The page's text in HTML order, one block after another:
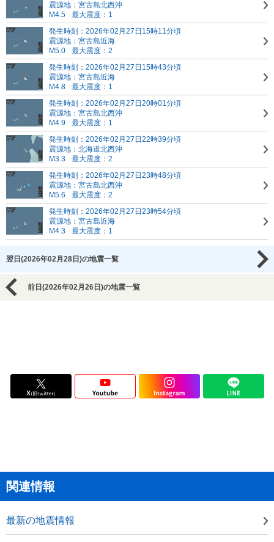
震源地：宮古島北西沖
M4.5
最大震度：1
発生時刻：2026年02月27日15時11分頃
震源地：宮古島近海
M5.0
最大震度：2
発生時刻：2026年02月27日15時43分頃
震源地：宮古島近海
M4.8
最大震度：1
発生時刻：2026年02月27日20時01分頃
震源地：宮古島北西沖
M4.9
最大震度：1
発生時刻：2026年02月27日22時39分頃
震源地：北海道北西沖
M3.3
最大震度：2
発生時刻：2026年02月27日23時48分頃
震源地：宮古島北西沖
M5.6
最大震度：2
発生時刻：2026年02月27日23時54分頃
震源地：宮古島近海
M4.3
最大震度：1
翌日(2026年02月28日)の地震一覧
前日(2026年02月26日)の地震一覧
関連情報
最新の地震情報